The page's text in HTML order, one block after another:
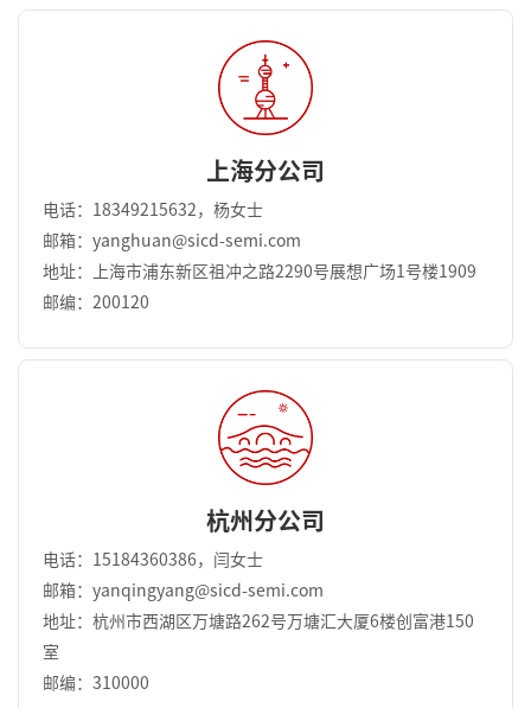
上海分公司
电话：18349215632，杨女士
邮箱：yanghuan@sicd-semi.com
地址：上海市浦东新区祖冲之路2290号展想广场1号楼1909
邮编：200120
杭州分公司
电话：15184360386，闫女士
邮箱：yanqingyang@sicd-semi.com
地址：杭州市西湖区万塘路262号万塘汇大厦6楼创富港150
室
邮编：310000